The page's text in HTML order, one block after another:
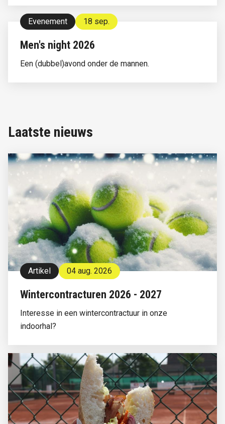
Evenement 18 sep.
Men's night 2026
Een (dubbel)avond onder de mannen.
Laatste nieuws
Artikel 04 aug. 2026
Wintercontracturen 2026 - 2027
Interesse in een wintercontractuur in onze
indoorhal?